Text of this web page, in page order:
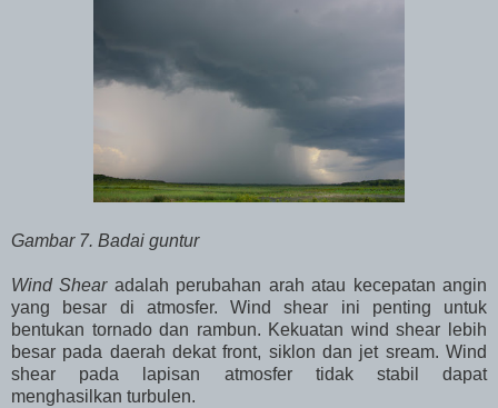
Gambar 7. Badai guntur
Wind Shearadalah perubahan arah atau kecepatan angin
yang besar di atmosfer. Wind shear ini penting untuk
bentukan tornado dan rambun. Kekuatan wind shear lebih
besar pada daerah dekat front, siklon dan jet sream. Wind
shear pada lapisan atmosfer tidak stabil dapat
menghasilkan turbulen.